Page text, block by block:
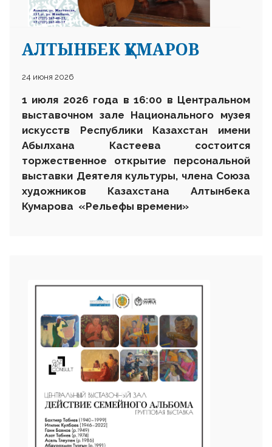
АЛТЫНБЕК ҚҰМАРОВ
24 июня 2026
1 июля 2026 года в 16:00 в Центральном
выставочном зале Национального музея
искусств Республики Казахстан имени
Абылхана Кастеева состоится
торжественное открытие персональной
выставки Деятеля культуры, члена Союза
художников Казахстана Алтынбека
Кумарова «Рельефы времени»